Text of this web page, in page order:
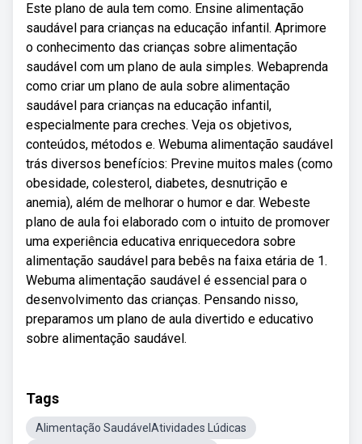
Este plano de aula tem como. Ensine alimentação
saudável para crianças na educação infantil. Aprimore
o conhecimento das crianças sobre alimentação
saudável com um plano de aula simples. Webaprenda
como criar um plano de aula sobre alimentação
saudável para crianças na educação infantil,
especialmente para creches. Veja os objetivos,
conteúdos, métodos e. Webuma alimentação saudável
trás diversos benefícios: Previne muitos males (como
obesidade, colesterol, diabetes, desnutrição e
anemia), além de melhorar o humor e dar. Webeste
plano de aula foi elaborado com o intuito de promover
uma experiência educativa enriquecedora sobre
alimentação saudável para bebês na faixa etária de 1.
Webuma alimentação saudável é essencial para o
desenvolvimento das crianças. Pensando nisso,
preparamos um plano de aula divertido e educativo
sobre alimentação saudável.
Tags
Alimentação SaudávelAtividades Lúdicas